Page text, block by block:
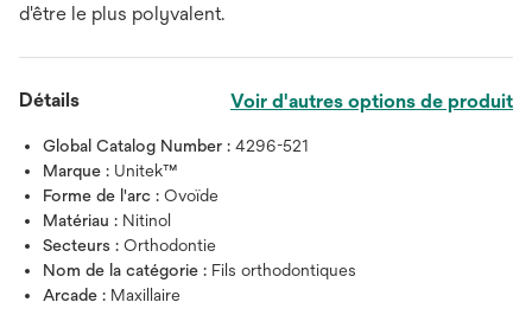
d'être le plus polyvalent.
Détails Voir d'autres options de produit
Global Catalog Number : 4296-521
Marque : Unitek™
Forme de l'arc : Ovoïde
Matériau : Nitinol
Secteurs : Orthodontie
Nom de la catégorie : Fils orthodontiques
Arcade : Maxillaire